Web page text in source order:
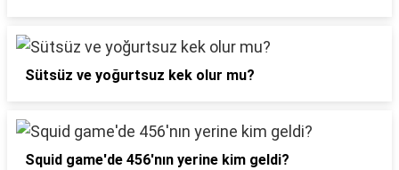
Sütsüz ve yoğurtsuz kek olur mu?
Squid game'de 456'nın yerine kim geldi?